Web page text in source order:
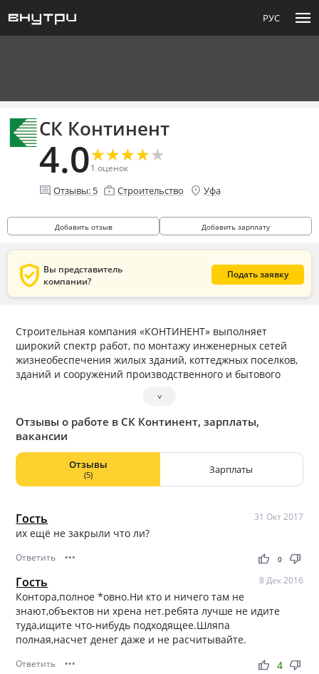
РУС menu
СК Континент
4.0★
★★
★★
★★
★★
★
1 оценок
comment Отзывы: 5 enterprise Строительство location_on Уфа
Добавить отзыв Добавить зарплату
verified_user Вы представитель
компании?
Подать заявку
Строительная компания «КОНТИНЕНТ» выполняет
широкий спектр работ, по монтажу инженерных сетей
жизнеобеспечения жилых зданий, коттеджных поселков,
зданий и сооружений производственного и бытового
общестроительных и отделочных работ.
˅
Отзывы о работе в СК Континент, зарплаты,
вакансии
Отзывы
(5) Зарплаты
Гость 31 Окт 2017
их ещё не закрыли что ли?
Ответить ••• thumb_up thumb_down
0
Гость 8 Дек 2016
Контора,полное *овно.Ни кто и ничего там не
знают,объектов ни хрена нет.ребята лучше не идите
туда,ищите что-нибудь подходящее.Шляпа
полная,насчет денег даже и не расчитывайте.
Ответить ••• thumb_up thumb_down
4